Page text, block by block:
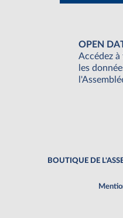
OPEN
Accédez
les
BOUTIQUE DE